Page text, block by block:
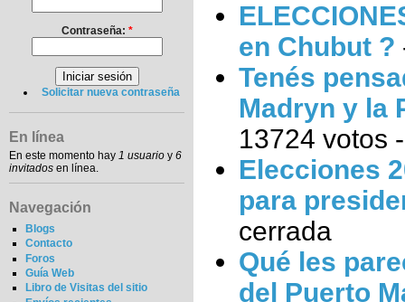
Contraseña: *
Solicitar nueva contraseña
En línea
En este momento hay 1 usuario y 6
invitados en línea.
Navegación
Blogs
Contacto
Foros
Guía Web
Libro de Visitas del sitio
en Chubut ?
Tenés
Madryn y la
13724 votos
Elecciones
para
cerrada
Qué les
del Puerto